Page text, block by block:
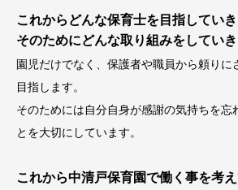
これからどんな保育士を目指してい
そのためにどんな取り組みをしてい
園児だけでなく、保護者や職員から頼りに
目指します。
そのためには自分自身が感謝の気持ちを忘
とを大切にしています。
これから中清戸保育園で働く事を考